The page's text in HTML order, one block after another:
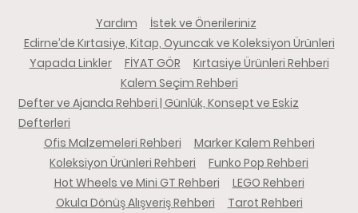
Yardım
İstek ve Önerileriniz
Edirne’de Kırtasiye, Kitap, Oyuncak ve Koleksiyon Ürünleri
Yapada Linkler
FİYAT GÖR
Kırtasiye Ürünleri Rehberi
Kalem Seçim Rehberi
Defter ve Ajanda Rehberi | Günlük, Konsept ve Eskiz
Defterleri
Ofis Malzemeleri Rehberi
Marker Kalem Rehberi
Koleksiyon Ürünleri Rehberi
Funko Pop Rehberi
Hot Wheels ve Mini GT Rehberi
LEGO Rehberi
Okula Dönüş Alışveriş Rehberi
Tarot Rehberi